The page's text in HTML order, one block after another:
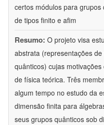
certos módulos para
de tipos finito e afim
Resumo: O projeto visa
abstrata (representações
quânticos) cujas
de física teórica. Três
algum tempo no estudo da
dimensão finita para
seus grupos quânticos sob